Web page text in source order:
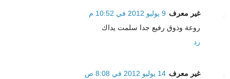
غير معرف 9 يوليو 2012 في 10:52 م
روعة وذوق رفيع جدا سلمت يداك
رد
غير معرف 14 يوليو 2012 في 8:08 ص